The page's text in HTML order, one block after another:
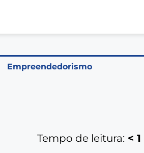
Empreendedorismo
Tempo de leitura: < 1